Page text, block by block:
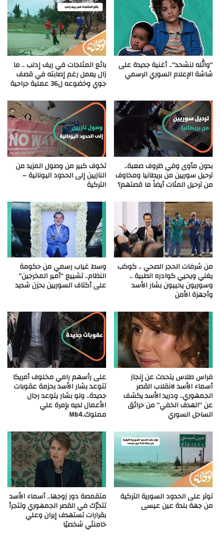
“والله لنشحد”.. أغنية جديدة على
شاشة الإعلام السوري الرسمي
بائع المثلجات في ريف إدلب .. ما
زال يعمل رغم إصابته في قصف
جوي وخضوعه ل36 عملية جراحية
بدون مأوى وفي ظروف صعبة..
ترحيل سوريين من بريطانيا ومخاوف
من ترحيل المئات أيضاً ما قصتهم؟
تخوف كبير من وصول المزيد من
النازيين إلى الحدود اليونانية –
التركية
من شرفات الحجر الصحي .. كوكب
يغني ويحيي كوادره الطبية ..
وسوريون يحييون بشار الأسد
وأجهزة الأمن
وسط غياب رسمي من حكومة
النظام.. تشييع “أمير المخرجين”
على أكتاف السوريين بحزن شديد
فراس طلاس يتحدث عن إنجاز
أسماء الأسد لانقلاب القصر
الجمهوري.. ودريد الأسد يكشف
عن “الهدف الخفي” من حرائق
الساحل السوري
على رأسهم رامي مخلوف أمريكا
تتوعد بشار الأسد بحزمة عقوبات
جديدة.. ولو بشار يتوعد رجال
الأعمال لديه بإمرة علي
مملوك.Mb4
توتر على الحدود السورية التركية
من جهة بلدة عين عيسى
متقمصة دور زوجها.. أسماء الأسد
تتحرّك في القصر الجمهوري وتتجرأ
بقرارات تستهدف إيران وعلي
خامنئي شخصيًا